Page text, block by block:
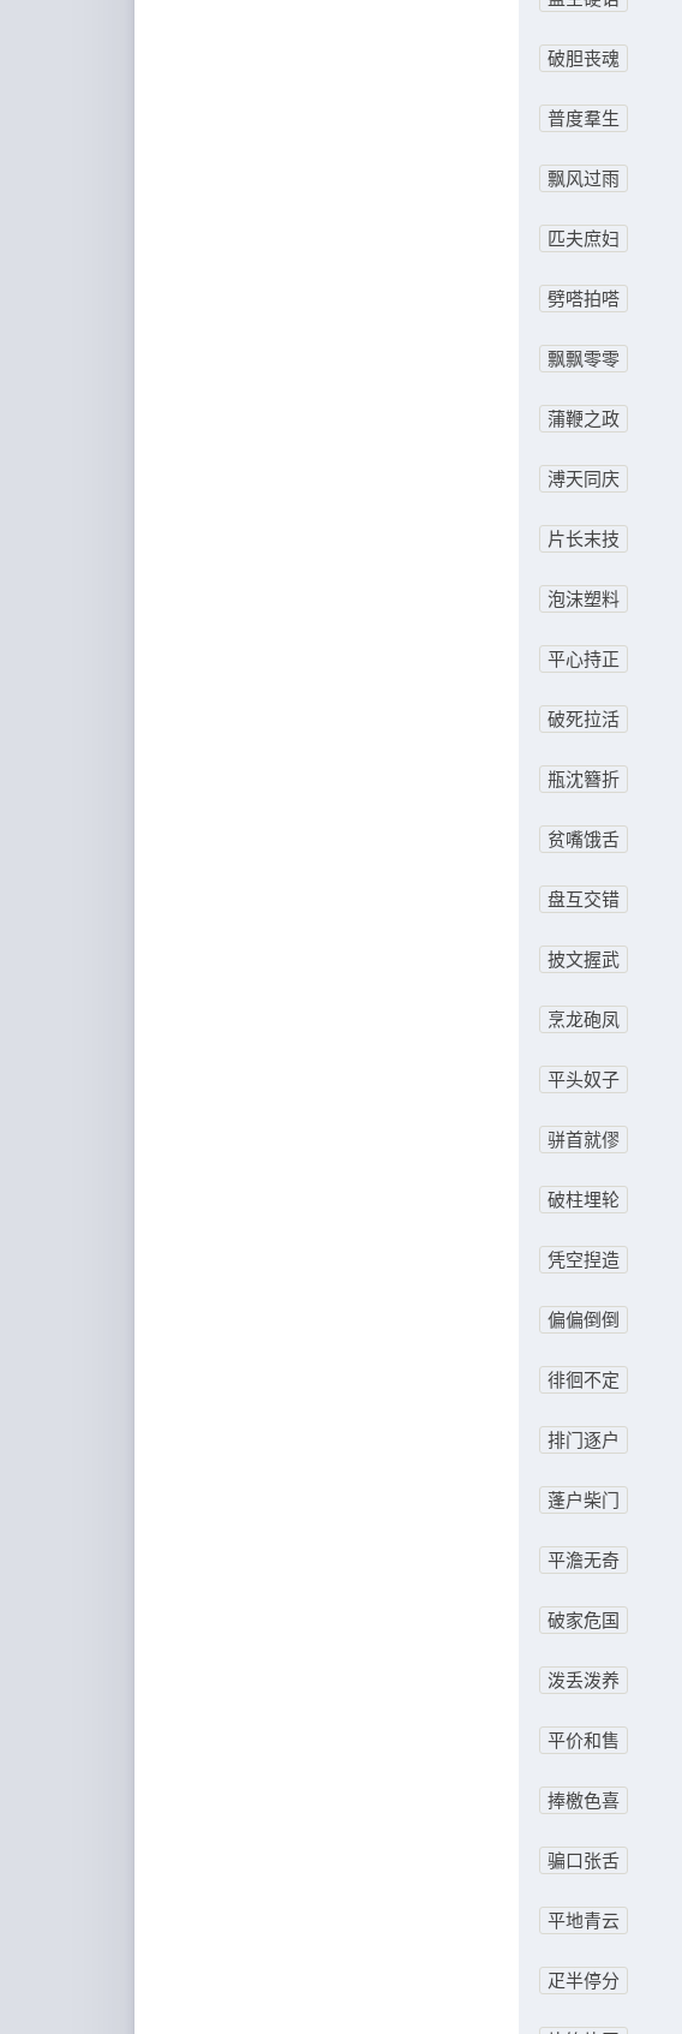
破胆丧魂
普度羣生
飘风过雨
匹夫庶妇
劈嗒拍嗒
飘飘零零
蒲鞭之政
溥天同庆
片长末技
泡沫塑料
平心持正
破死拉活
瓶沈簪折
贫嘴饿舌
盘互交错
披文握武
烹龙砲凤
平头奴子
骈首就僇
破柱埋轮
凭空揑造
偏偏倒倒
徘徊不定
排门逐户
蓬户柴门
平澹无奇
破家危国
泼丢泼养
平价和售
捧檄色喜
骗口张舌
平地青云
疋半停分